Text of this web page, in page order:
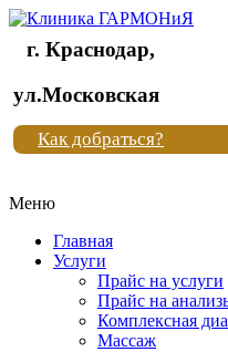
Клиника
"Новая
жизнь"
Клиника
жизнь"
г. Краснодар,
ул.Московская
Как добраться?
Меню
Главная
Услуги
Прайс на услуги
Прайс на
Комплексная
Массаж